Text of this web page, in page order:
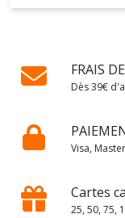
FRAIS
Dès 39€
Visa,
Cartes
25, 50, 75,